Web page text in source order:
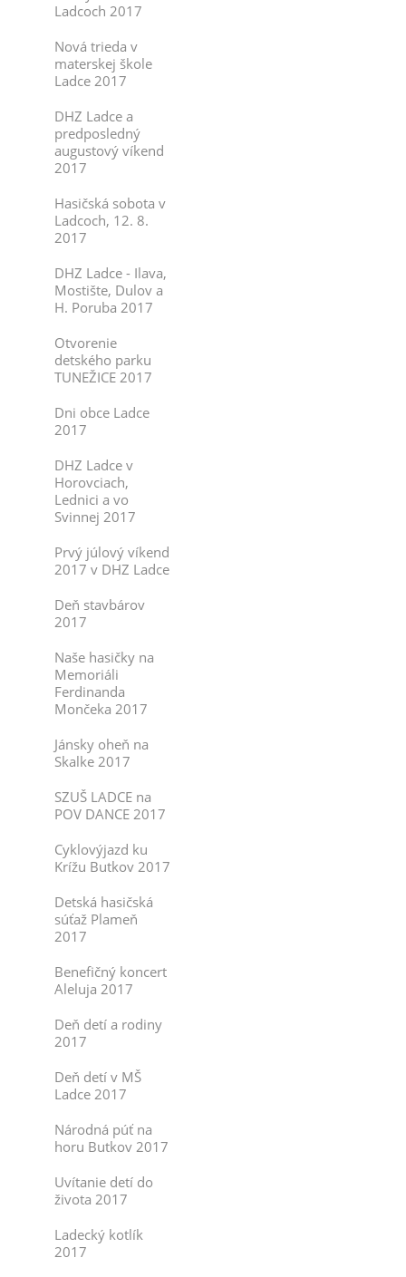
Ladcoch 2017
Nová trieda v
materskej škole
Ladce 2017
DHZ Ladce a
predposledný
augustový víkend
2017
Hasičská sobota v
Ladcoch, 12. 8.
2017
DHZ Ladce - Ilava,
Mostište, Dulov a
H. Poruba 2017
Otvorenie
detského parku
TUNEŽICE 2017
Dni obce Ladce
2017
DHZ Ladce v
Horovciach,
Lednici a vo
Svinnej 2017
Prvý júlový víkend
2017 v DHZ Ladce
Deň stavbárov
2017
Naše hasičky na
Memoriáli
Ferdinanda
Mončeka 2017
Jánsky oheň na
Skalke 2017
SZUŠ LADCE na
POV DANCE 2017
Cyklovýjazd ku
Krížu Butkov 2017
Detská hasičská
súťaž Plameň
2017
Benefičný koncert
Aleluja 2017
Deň detí a rodiny
2017
Deň detí v MŠ
Ladce 2017
Národná púť na
horu Butkov 2017
Uvítanie detí do
života 2017
Ladecký kotlík
2017